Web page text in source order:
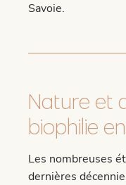
Nature et
biophilie
Les nombreuses
dernières